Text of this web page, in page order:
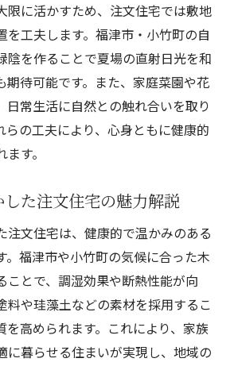
始める自然との共生生活
合わせた注文住宅の快適性
からできる屋外空間の活用法
自然を楽しむ注文住宅の工夫
自然体験を日常に取り入れる
すための注文住宅設計ポイント
める未来志向の住まい計画
叶う将来を見据えた家づくり
イルの変化に強い注文住宅設計
実現するエコで持続可能な暮ら
守る注文住宅の長期視点
を支える注文住宅の工夫とは
限に活かすため、注文住宅では敷地
を工夫します。福津市・小竹町の自
陰を作ることで夏場の直射日光を和
期待可能です。また、家庭菜園や花
日常生活に自然との触れ合いを取り
らの工夫により、心身ともに健康的
す。
た注文住宅の魅力解説
注文住宅は、健康的で温かみのある
。福津市や小竹町の気候に合った木
ことで、調湿効果や断熱性能が向
料や珪藻土などの素材を採用するこ
を高められます。これにより、家族
に暮らせる住まいが実現し、地域の